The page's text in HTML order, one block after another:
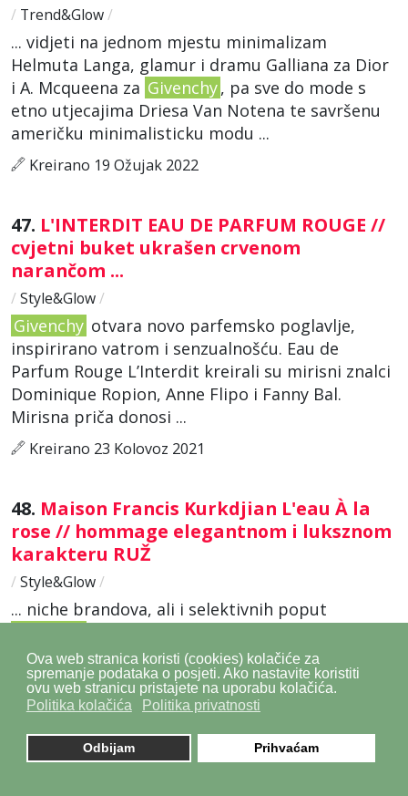
Ova web stranica koristi (cookies) kolačiće za
spremanje podataka o posjeti. Ako nastavite koristiti
ovu web stranicu pristajete na uporabu kolačića.
Politika kolačića
Politika privatnosti
Odbijam Prihvaćam
/ Trend&Glow/
... vidjeti na jednom mjestu minimalizam
Helmuta Langa, glamur i dramu Galliana za Dior
i A. Mcqueena za Givenchy, pa sve do mode s
etno utjecajima Driesa Van Notena te savršenu
američku minimalisticku modu ...
Kreirano 19 Ožujak 2022
47. L'INTERDIT EAU DE PARFUM ROUGE //
cvjetni buket ukrašen crvenom
narančom ...
/ Style&Glow/
Givenchy otvara novo parfemsko poglavlje,
inspirirano vatrom i senzualnošću. Eau de
Parfum Rouge L’Interdit kreirali su mirisni znalci
Dominique Ropion, Anne Flipo i Fanny Bal.
Mirisna priča donosi ...
Kreirano 23 Kolovoz 2021
48. Maison Francis Kurkdjian L'eau À la
rose // hommage elegantnom i luksznom
karakteru RUŽ
/ Style&Glow/
... niche brandova, ali i selektivnih poput
nekoliko kapi eteričnog ulja bugarske ruže da
usavrši bilo koji kozmetički pripravak. Zbog
velike količine svježe ...
Kreirano 13 Veljača 2020